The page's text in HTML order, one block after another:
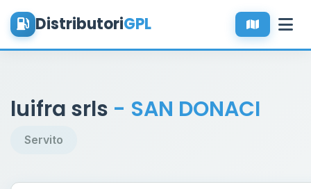
DistributoriGPL
luifra srls - SAN DONACI
Servito